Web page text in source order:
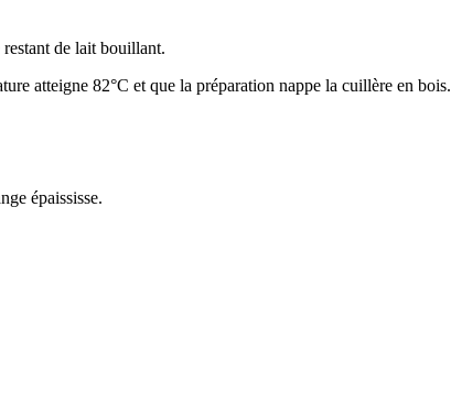
de lait bouillant.
atteigne 82°C et que la préparation nappe la cuillère en bois.
épaississe.